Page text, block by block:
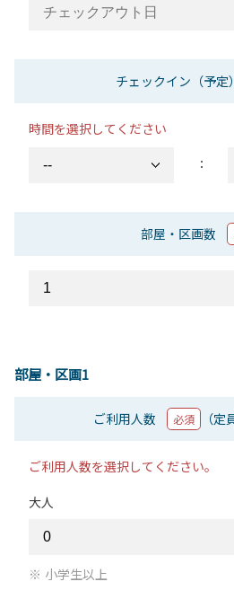
チェックイン（予定）
時間を選択してください
：
部屋・区画数
部屋・区画1
ご利用人数 必須 （定
ご利用人数を選択してください。
大人
小学生以上